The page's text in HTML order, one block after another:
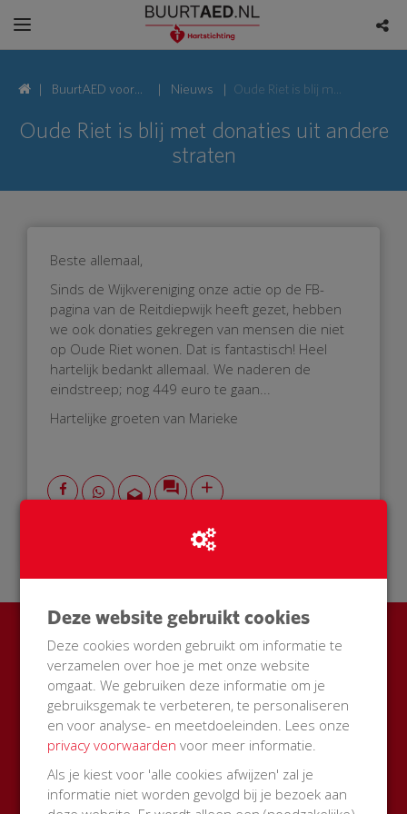
BuurtAED voor
Oude Riet, 9746
Nieuws Oude Riet is blij met donaties uit andere straten
Oude Riet is blij met donaties uit andere
straten
Beste allemaal,
Sinds de Wijkvereniging onze actie op de FB-
pagina van de Reitdiepwijk heeft gezet, hebben
we ook donaties gekregen van mensen die niet
op Oude Riet wonen. Dat is fantastisch! Heel
hartelijk bedankt allemaal. We naderen de
eindstreep; nog 449 euro te gaan...
Hartelijke groeten van Marieke
Ook een BuurtAED in jouw
straat?
Zamel met je buren geld in voor een AED + buitenkast
met korting
Start een actie
Deze website gebruikt cookies
Deze cookies worden gebruikt om informatie te
verzamelen over hoe je met onze website
omgaat. We gebruiken deze informatie om je
gebruiksgemak te verbeteren, te personaliseren
en voor analyse- en meetdoeleinden. Lees onze
privacy voorwaarden voor meer informatie.
Als je kiest voor 'alle cookies afwijzen' zal je
informatie niet worden gevolgd bij je bezoek aan